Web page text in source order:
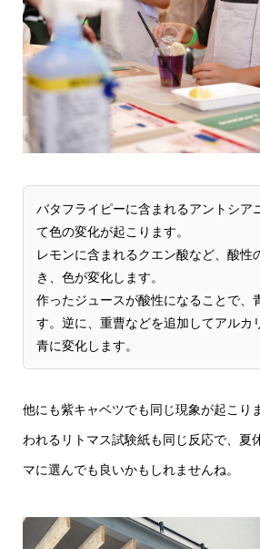
バタフライピーに含まれるアントシア
て色の変化が起こります。
レモンに含まれるクエン酸など、酸性
き、色が変化します。
作ったジュースが酸性になることで、
す。逆に、重曹などを追加してアルカ
青に変化します。
他にも紫キャベツでも同じ現象が起こり
われるリトマス試験紙も同じ反応で、夏
マに選んでも良いかもしれませんね。